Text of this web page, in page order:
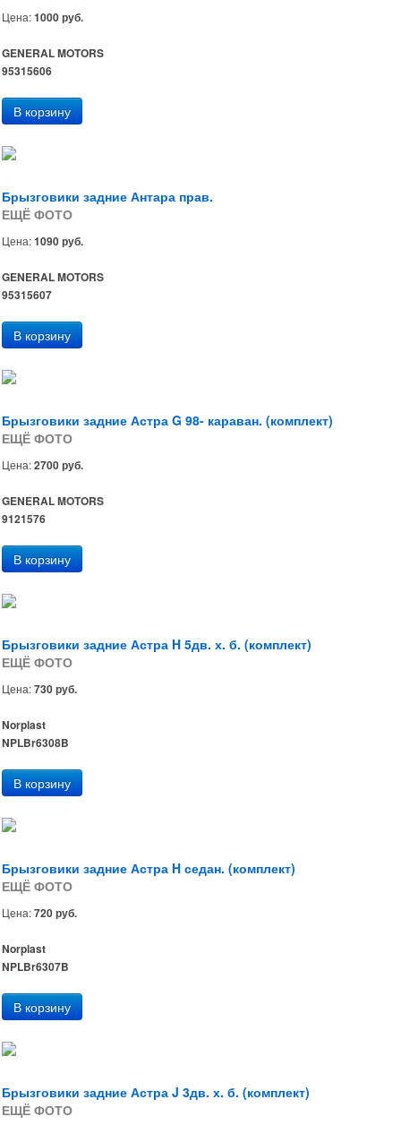
Цена:1000 руб.
GENERAL MOTORS
95315606
Брызговики задние Антара прав.
ЕЩЁ ФОТО
Цена:1090 руб.
GENERAL MOTORS
95315607
Брызговики задние Астра G 98- караван. (комплект)
ЕЩЁ ФОТО
Цена:2700 руб.
GENERAL MOTORS
9121576
Брызговики задние Астра H 5дв. х. б. (комплект)
ЕЩЁ ФОТО
Цена:730 руб.
Norplast
NPLBr6308B
Брызговики задние Астра H седан. (комплект)
ЕЩЁ ФОТО
Цена:720 руб.
Norplast
NPLBr6307B
Брызговики задние Астра J 3дв. х. б. (комплект)
ЕЩЁ ФОТО